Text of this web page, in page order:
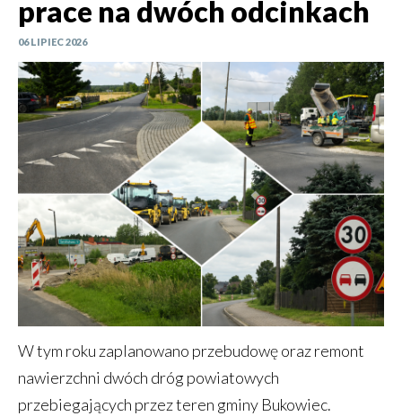
prace na dwóch odcinkach
06 LIPIEC 2026
W tym roku zaplanowano przebudowę oraz remont
nawierzchni dwóch dróg powiatowych
przebiegających przez teren gminy Bukowiec.